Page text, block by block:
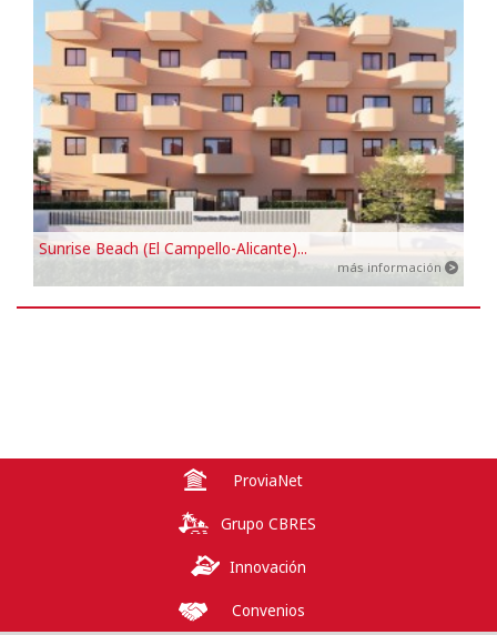
Sunrise Beach (El Campello-Alicante)...
más información
ProviaNet
Grupo CBRES
Innovación
Convenios